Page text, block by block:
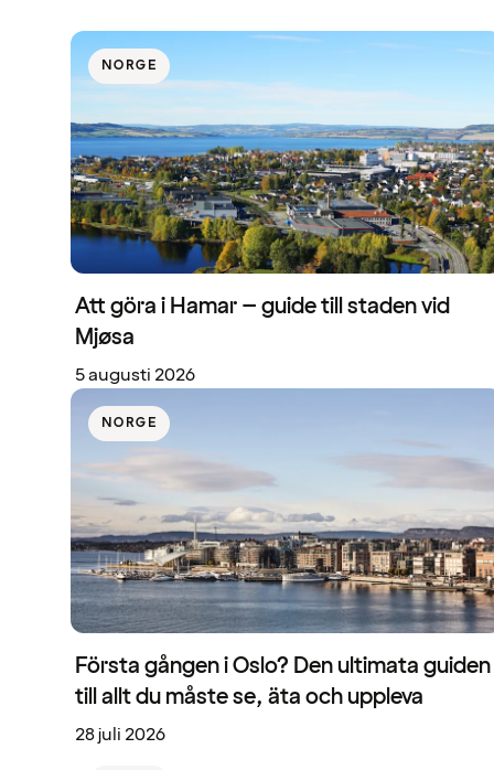
NORGE
Att göra i Hamar – guide till staden vid
Mjøsa
5 augusti 2026
NORGE
Första gången i Oslo? Den ultimata guiden
till allt du måste se, äta och uppleva
28 juli 2026